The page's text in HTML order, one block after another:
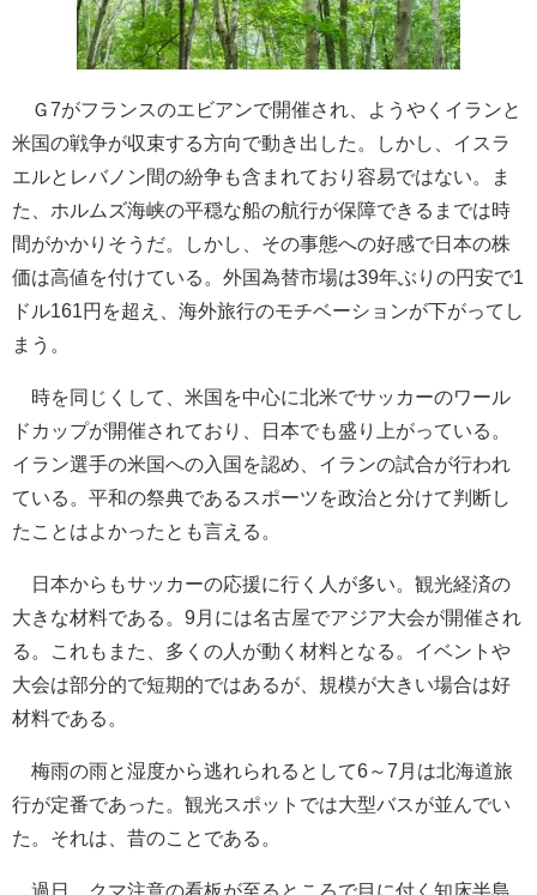
Ｇ7がフランスのエビアンで開催され、ようやくイランと
米国の戦争が収束する方向で動き出した。しかし、イスラ
エルとレバノン間の紛争も含まれており容易ではない。ま
た、ホルムズ海峡の平穏な船の航行が保障できるまでは時
間がかかりそうだ。しかし、その事態への好感で日本の株
価は高値を付けている。外国為替市場は39年ぶりの円安で1
ドル161円を超え、海外旅行のモチベーションが下がってし
まう。
時を同じくして、米国を中心に北米でサッカーのワール
ドカップが開催されており、日本でも盛り上がっている。
イラン選手の米国への入国を認め、イランの試合が行われ
ている。平和の祭典であるスポーツを政治と分けて判断し
たことはよかったとも言える。
日本からもサッカーの応援に行く人が多い。観光経済の
大きな材料である。9月には名古屋でアジア大会が開催され
る。これもまた、多くの人が動く材料となる。イベントや
大会は部分的で短期的ではあるが、規模が大きい場合は好
材料である。
梅雨の雨と湿度から逃れられるとして6～7月は北海道旅
行が定番であった。観光スポットでは大型バスが並んでい
た。それは、昔のことである。